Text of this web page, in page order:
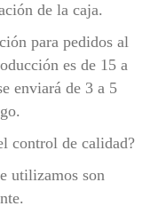
de la caja.
para pedidos al
es de 15 a
enviará de 3 a 5
control de calidad?
utilizamos son